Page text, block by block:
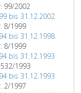
99/2002
bis 31.12.2002
8/1999
bis 31.12.1998
8/1999
bis 31.12.1993
1993
bis 31.12.1993
2/1997